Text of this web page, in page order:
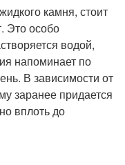
камня, стоит
Это особо
водой,
напоминает по
В зависимости от
заранее придается
вплоть до